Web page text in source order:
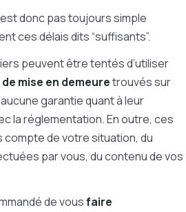
donc pas toujours simple
ces délais dits “suffisants”.
peuvent être tentés d’utiliser
mise en demeuretrouvés sur
garantie quant à leur
la réglementation. En outre, ces
de votre situation, du
par vous, du contenu de vos
de vousfaire